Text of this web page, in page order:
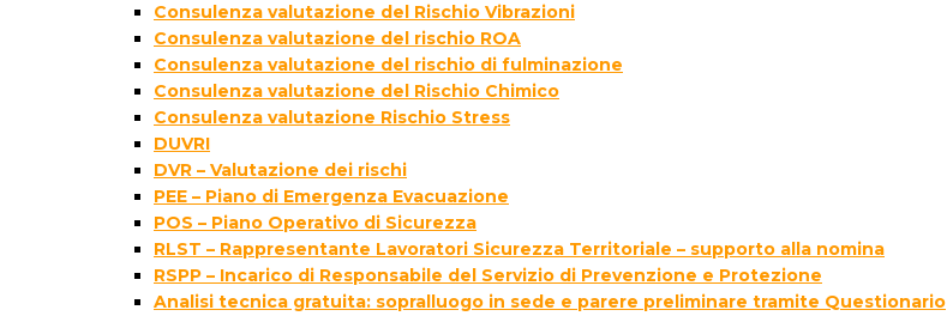
Consulenza valutazione del Rischio Vibrazioni
Consulenza valutazione del rischio ROA
Consulenza valutazione del rischio di fulminazione
Consulenza valutazione del Rischio Chimico
Consulenza valutazione Rischio Stress
DUVRI
DVR – Valutazione dei rischi
PEE – Piano di Emergenza Evacuazione
POS – Piano Operativo di Sicurezza
RLST – Rappresentante Lavoratori Sicurezza Territoriale – supporto alla nomina
RSPP – Incarico di Responsabile del Servizio di Prevenzione e Protezione
Analisi tecnica gratuita: sopralluogo in sede e parere preliminare tramite Questionario